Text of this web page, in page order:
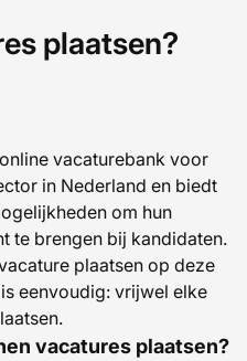
plaatsen?
vacaturebank voor
in Nederland en biedt
om hun
te brengen bij kandidaten.
plaatsen op deze
eenvoudig: vrijwel elke
vacatures plaatsen?